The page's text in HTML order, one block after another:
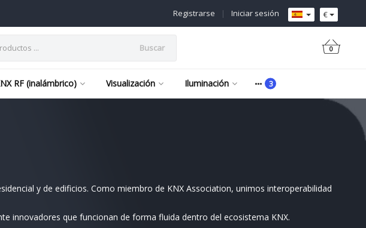
€
Iniciar sesión
|
Registrarse
Buscar 0
RF (inalámbrico) Visualización Iluminación
y de edificios. Como miembro de KNX Association, unimos interoperabilidad
innovadores que funcionan de forma fluida dentro del ecosistema KNX.